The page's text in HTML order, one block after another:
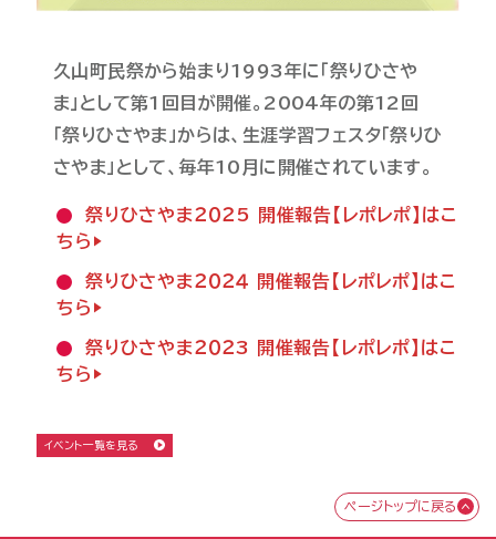
久山町民祭から始まり1993年に「祭りひさや
ま」として第1回目が開催。2004年の第12回
「祭りひさやま」からは、生涯学習フェスタ「祭りひ
さやま」として、毎年10月に開催されています。
祭りひさやま２０２5 開催報告【レポレポ】はこ
ちら▶
祭りひさやま２０２４ 開催報告【レポレポ】はこ
ちら▶
祭りひさやま２０２3 開催報告【レポレポ】はこ
ちら▶
イベント一覧を見る
ページトップに戻る